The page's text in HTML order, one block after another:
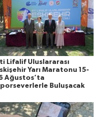
Lifalif Uluslararası
Yarı Maratonu 15-
Ağustos’ta
Buluşacak